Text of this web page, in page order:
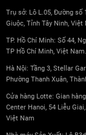
Trụ sở: Lô L.05, Đường số
Giuộc, Tỉnh Tây Ninh, Việt
TP. Hồ Chí Minh: Số 44,
TP Hồ Chí Minh, Việt Nam.
Hà Nội: Tầng 3, Stellar
Phường Thanh Xuân,
Cửa hàng Lotte: Gian
Center Hanoi, 54 Liễu
Việt Nam